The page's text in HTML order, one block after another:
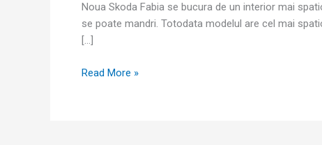
Noua Skoda Fabia se bucura de un interior mai
se poate mandri. Totodata modelul are cel mai
[…]
Fabia
2015
Read More »